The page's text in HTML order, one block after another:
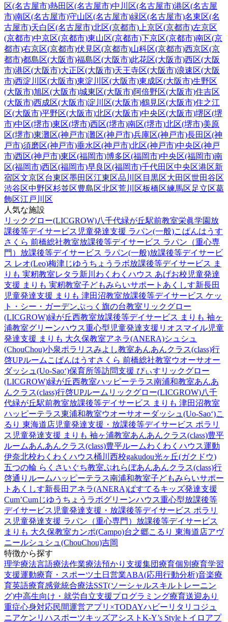
区(名古屋市)熱田区(名古屋市)中川区(名古屋市)港区(名古屋
市)南区(名古屋市)守山区(名古屋市)緑区(名古屋市)名東区(名
古屋市)天白区(名古屋市)北区(京都市) 上京区(京都市)左京区
(京都市)中京区(京都市)東山区(京都市)下京区(京都市)南区(京
都市)右京区(京都市)伏見区(京都市)山科区(京都市)西京区(京
都市)都島区(大阪市)福島区(大阪市)此花区(大阪市)西区(大阪
市)港区(大阪市)大正区(大阪市)天王寺区(大阪市)浪速区(大阪
市)西淀川区(大阪市)東淀川区(大阪市)東成区(大阪市)生野区
(大阪市)旭区(大阪市)城東区(大阪市)阿倍野区(大阪市)住吉区
(大阪市)西成区(大阪市)淀川区(大阪市)鶴見区(大阪市)住之江
区(大阪市)平野区(大阪市)北区(大阪市)中央区(大阪市)堺区(堺
市)中区(堺市)東区(堺市)西区(堺市)南区(堺市)北区(堺市)美原
区(堺市)東灘区(神戸市)灘区(神戸市)兵庫区(神戸市)長田区(神
戸市)須磨区(神戸市)垂水区(神戸市)北区(神戸市)中央区(神戸
市)西区(神戸市)東区(福岡市)博多区(福岡市)中央区(福岡市)南
区(福岡市)西区(福岡市)早良区(福岡市)千代田区中央区港区新
宿区文京区台東区墨田区江東区品川区 目黒区大田区世田谷区
渋谷区中野区杉並区豊島区北区荒川区板橋区練馬区足立区葛
飾区江戸川区
人気な施設
リックグロー(LICGROW)八千代緑が丘駅前教室栄眞学園放
課後等デイサービス 児童発達支援 ラパン(一般)こぱんはうす
さくら 前橋総社教室放課後等デイサービス ラパン（重心専
門） 放課後等デイサービス ラパン(一般)放課後等デイサービ
ス レオ(Leo)梅津じゆうちょうラボ放課後等デイサービス ま
りも 実籾教室レタラ新川 わくわくハウス あげお校 児童発達
支援 まりも 実籾教室子どもみらいサポートあくしす新長田
児童発達支援 まりも 津田沼教室放課後等デイサービス ケッ
ト・シー・ガーデンぷっく旗の台教室 リックグロー
(LICGROW)緑が丘西教室放課後等デイサービス まりも 袖ヶ
浦教室グリーンハウス重心型児童発達支援 リオスマイル児童
発達支援 まりも 大久保教室アネラ(ANERA)シュシュ
(ChouChou)小泉ポラリスみよし教室あんあんクラス(class)行
啓UPルーム こぱんはうすさくら 前橋総社教室ウオーサオー
ダッシュ(Uo-Sao‘)保育所等訪問支援 ぴぃす リックグロー
(LICGROW)緑が丘西教室ハッピーテラス南浦和教室あんあ
んクラス(class)行啓UPルーム リックグロー(LICGROW)八千
代緑が丘駅前教室放課後等デイサービス まりも 津田沼教室
ハッピーテラス東浦和教室ウオーサオーダッシュ(Uo-Sao‘)こ
るり 東海道店児童発達支援・放課後等デイサービス ポラリ
ス 児童発達支援 まりも 袖ヶ浦教室あんあんクラス(class)豊平
ルームあんあんクラス(class)豊平ルームわくわくハウス運動
伊奈北校わくわくハウス桶川西校gakudou光ヶ丘(ガクドウ)
五つの輪 らくさいぐち教室ぷれらぼあんあんクラス(class)行
啓通りルームハッピーテラス南浦和教室子どもみらいサポー
トあくしす新長田 アネラ(ANERA)ぱすてるキッズ発達支援
Cum’Cumじゆうちょうラボグリーンハウス重心型放課後等
デイサービス 児童発達支援・放課後等デイサービス ポラリ
ス 児童発達支援 ラパン（重心専門） 放課後等デイサービス
まりも 大久保教室カンポ(Campo)台之郷こるり 東海道店アヴ
ニールシュシュ(ChouChou)吉岡
特徴から探す
理学療法言語療法作業療法預かり支援集団療育個別療育学習
支援運動療育・スポーツ土日営業ABA(応用行動分析)音楽療
育英語療育感覚統合療法SST(ソーシャルスキルトレーニン
グ)中高生向け・就労自立支援プログラミング療育送迎あり
重症心身対応民間運営アプリ×TODAYハビー リタリコジュ
ニアケンリハスポーツキッズアシスト K-Y’s Style トイロ アプ